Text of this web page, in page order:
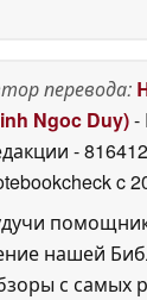
перевода:
Ngoc Duy)-
-
c
нашей
с самых